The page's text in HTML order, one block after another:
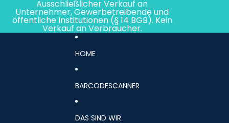
Ausschließlicher Verkauf an
Unternehmer, Gewerbetreibende und
öffentliche Institutionen (§ 14 BGB). Kein
Verkauf an Verbraucher.
HOME
BARCODESCANNER
DAS SIND WIR